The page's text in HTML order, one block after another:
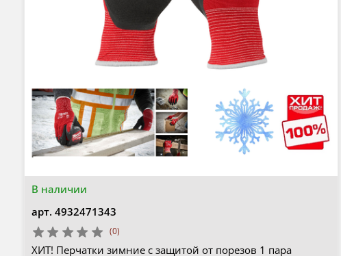
В наличии
арт. 4932471343
(0)
ХИТ! Перчатки зимние с защитой от порезов 1 пара